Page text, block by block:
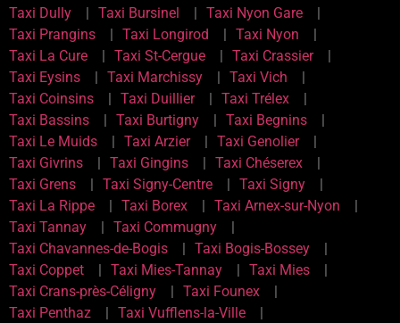
Taxi Dully
Taxi Bursinel
Taxi Nyon Gare
Taxi Prangins
Taxi Longirod
Taxi Nyon
Taxi La Cure
Taxi St-Cergue
Taxi Crassier
Taxi Eysins
Taxi Marchissy
Taxi Vich
Taxi Coinsins
Taxi Duillier
Taxi Trélex
Taxi Bassins
Taxi Burtigny
Taxi Begnins
Taxi Le Muids
Taxi Arzier
Taxi Genolier
Taxi Givrins
Taxi Gingins
Taxi Chéserex
Taxi Grens
Taxi Signy-Centre
Taxi Signy
Taxi La Rippe
Taxi Borex
Taxi Arnex-sur-Nyon
Taxi Tannay
Taxi Commugny
Taxi Chavannes-de-Bogis
Taxi Bogis-Bossey
Taxi Coppet
Taxi Mies-Tannay
Taxi Mies
Taxi Crans-près-Céligny
Taxi Founex
Taxi Penthaz
Taxi Vufflens-la-Ville